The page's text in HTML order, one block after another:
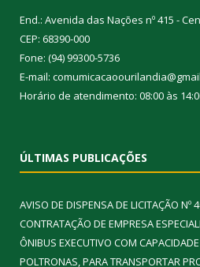
End.: Avenida das Nações nº 415 -
CEP: 68390-000
Fone: (94) 99300-5736
E-mail:
Horário de atendimento: 08:00 às
ÚLTIMAS PUBLICAÇÕES
AVISO DE DISPENSA DE LICITAÇÃO Nº
CONTRATAÇÃO DE EMPRESA
ÔNIBUS EXECUTIVO COM
POLTRONAS, PARA TRANSPORTAR